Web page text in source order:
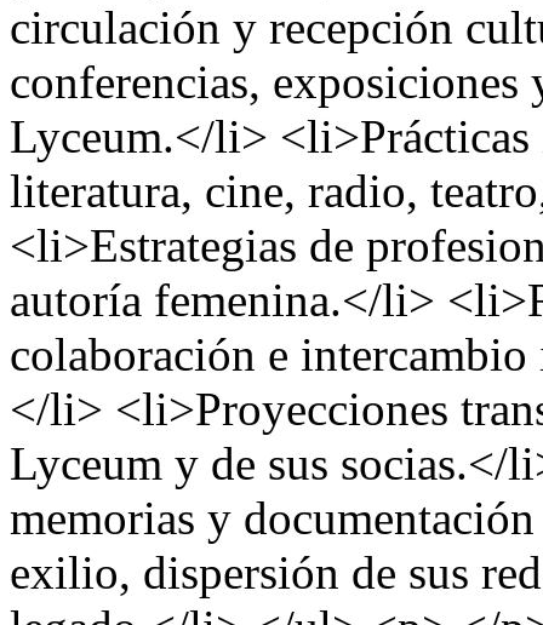
circulación y recepción
conferencias,
Lyceum.</li> <li>Prácticas
literatura, cine, radio,
<li>Estrategias de
autoría femenina.</li>
colaboración e
</li> <li>Proyecciones
Lyceum y de sus
memorias y
exilio, dispersión de sus